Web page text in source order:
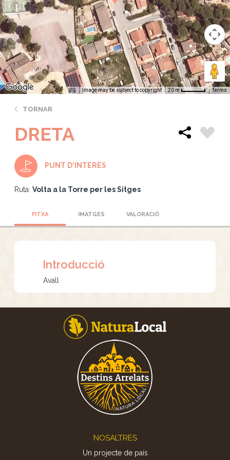
Image may be subject to copyright 20 m Terms
TORNAR
DRETA
PUNT D'INTERÈS
Ruta: Volta a la Torre per les Sitges
FITXA IMATGES VALORACIÓ
Introducció
Avall
NOSALTRES
Un projecte de país